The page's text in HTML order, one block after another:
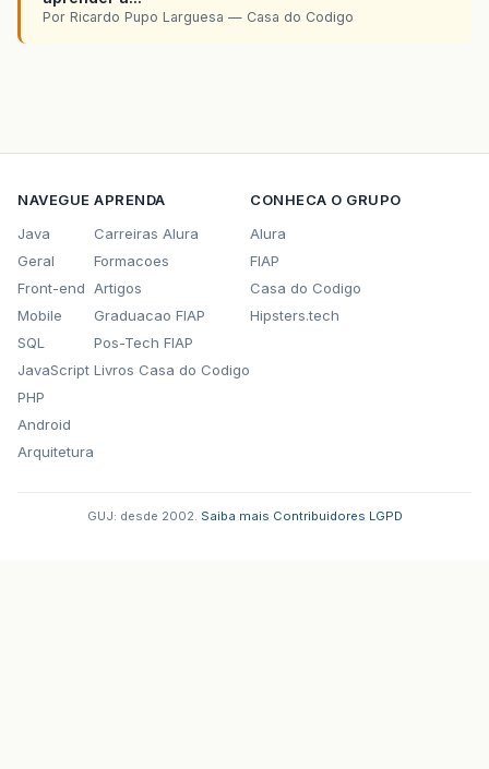
Por Ricardo Pupo Larguesa — Casa do Codigo
NAVEGUE
Java
Geral
Front-end
Mobile
SQL
JavaScript
PHP
Android
Arquitetura
APRENDA
Carreiras Alura
Formacoes
Artigos
Graduacao FIAP
Pos-Tech FIAP
Livros Casa do Codigo
CONHECA O GRUPO
Alura
FIAP
Casa do Codigo
Hipsters.tech
GUJ: desde 2002. Saiba mais Contribuidores LGPD